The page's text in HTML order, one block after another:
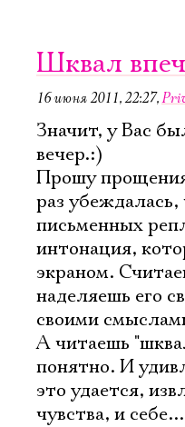
Шквал
16 июня 2011, 22:27,
Значит, у Вас
вечер.:)
Прошу
раз
письменных
интонация,
экраном.
наделяешь его
своими
А читаешь
понятно. И
это удается,
чувства, и себе...